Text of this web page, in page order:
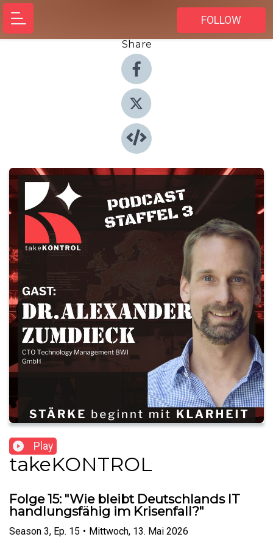
FOLLOW
Share
Play
takeKONTROL
Folge 15: "Wie bleibt Deutschlands IT
handlungsfähig im Krisenfall?"
Season 3, Ep. 15 • Mittwoch, 13. Mai 2026